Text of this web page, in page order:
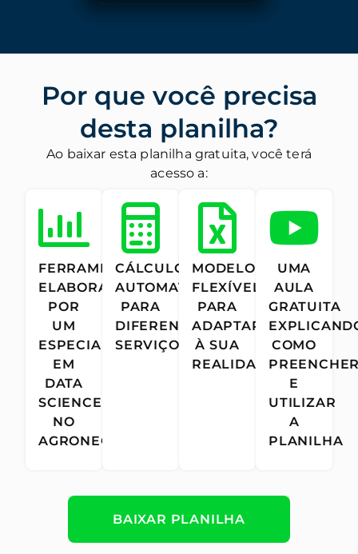
Por que você precisa
desta planilha?
Ao baixar esta planilha gratuita, você terá
acesso a:
FERRAMENTA
ELABORADA
POR
UM
ESPECIALISTA
EM
DATA
SCIENCE
NO
AGRONEGÓCIO
CÁLCULOS
AUTOMATIZADOS
PARA
DIFERENTES
SERVIÇOS
MODELO
FLEXÍVEL
PARA
ADAPTAR
À SUA
REALIDADE
UMA
AULA
GRATUITA
COMO
E
UTILIZAR
A
PLANILHA
BAIXAR PLANILHA